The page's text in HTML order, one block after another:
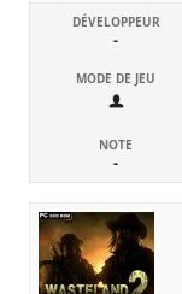
DÉVELOPPEUR
-
MODE DE JEU
NOTE
-